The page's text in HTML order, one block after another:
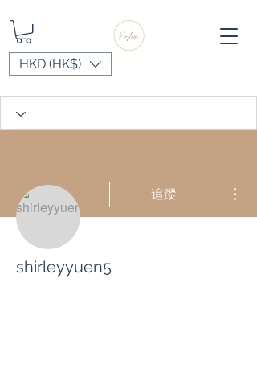
HKD (HK$)
追蹤
shirleyyuen5